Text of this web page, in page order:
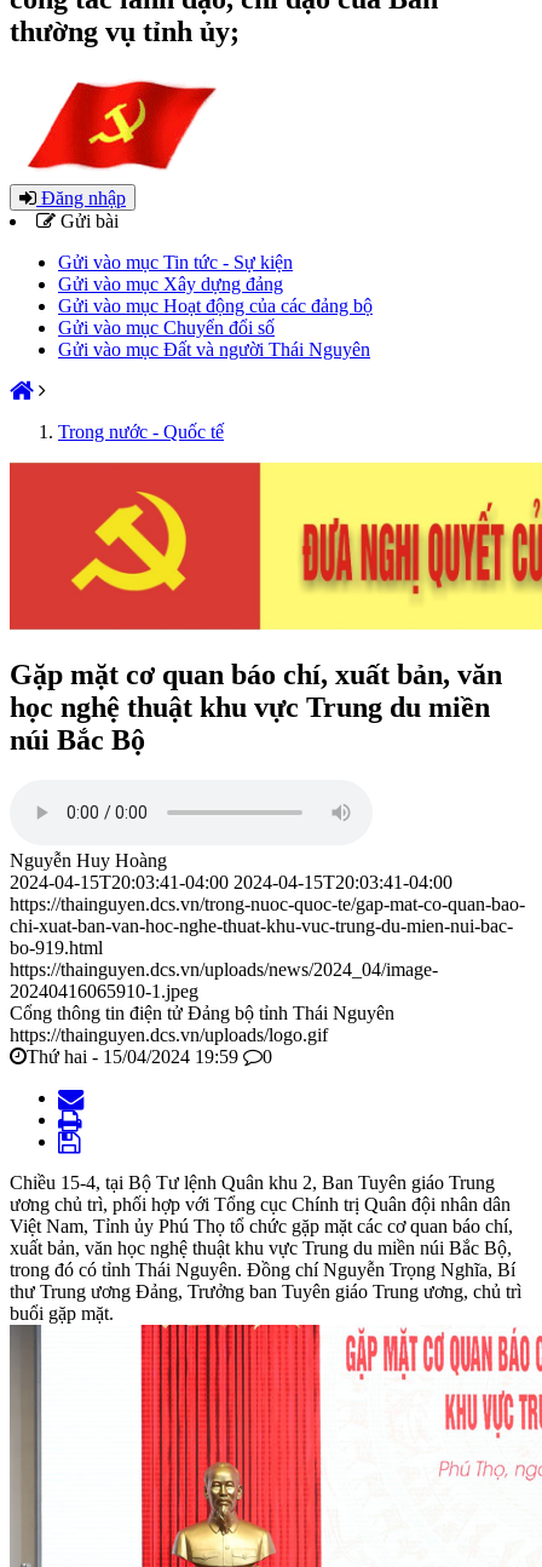
thường vụ tỉnh ủy;
Đăng nhập
Gửi bài
Gửi vào mục Tin tức - Sự kiện
Gửi vào mục Xây dựng đảng
Gửi vào mục Hoạt động của các đảng bộ
Gửi vào mục Chuyển đổi số
Gửi vào mục Đất và người Thái Nguyên
Trong nước - Quốc tế
Gặp mặt cơ quan báo chí, xuất bản, văn
học nghệ thuật khu vực Trung du miền
núi Bắc Bộ
Nguyễn Huy Hoàng
2024-04-15T20:03:41-04:00 2024-04-15T20:03:41-04:00
https://thainguyen.dcs.vn/trong-nuoc-quoc-te/gap-mat-co-quan-bao-
chi-xuat-ban-van-hoc-nghe-thuat-khu-vuc-trung-du-mien-nui-bac-
bo-919.html
https://thainguyen.dcs.vn/uploads/news/2024_04/image-
20240416065910-1.jpeg
Cổng thông tin điện tử Đảng bộ tỉnh Thái Nguyên
https://thainguyen.dcs.vn/uploads/logo.gif
Thứ hai - 15/04/2024 19:59
0
Chiều 15-4, tại Bộ Tư lệnh Quân khu 2, Ban Tuyên giáo Trung
ương chủ trì, phối hợp với Tổng cục Chính trị Quân đội nhân dân
Việt Nam, Tỉnh ủy Phú Thọ tổ chức gặp mặt các cơ quan báo chí,
xuất bản, văn học nghệ thuật khu vực Trung du miền núi Bắc Bộ,
trong đó có tỉnh Thái Nguyên. Đồng chí Nguyễn Trọng Nghĩa, Bí
thư Trung ương Đảng, Trưởng ban Tuyên giáo Trung ương, chủ trì
buổi gặp mặt.